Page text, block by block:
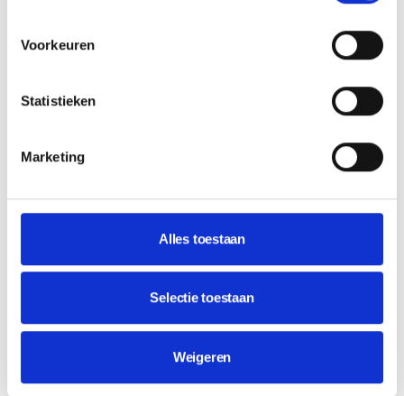
Voorkeuren
Statistieken
Marketing
Alles toestaan
Selectie toestaan
Weigeren
Google Bedrijfsprofiel inrichting
Maatwerk website
Meer ruimte voor groei, vindbaarheid en extra
10+ pagina's op maat